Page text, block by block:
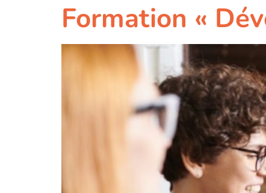
Formation «